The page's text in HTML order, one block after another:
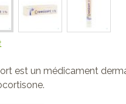
est un médicament